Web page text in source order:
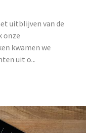
uitblijven van de
onze
kwamen we
uit o...